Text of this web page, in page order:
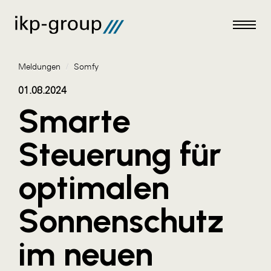
Meldungen
AKTUELLES
ALEX Krems
Amazon Web Services
AustroCel Hallein
Meldungen / Somfy
01.08.2024
Smarte
Steuerung für
optimalen
Sonnenschutz
im neuen